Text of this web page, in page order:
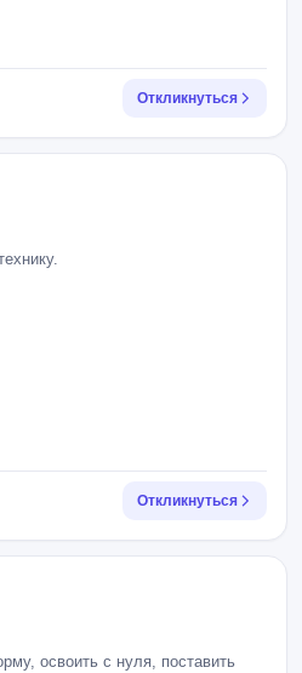
Откликнуться
Откликнуться
освоить с нуля, поставить